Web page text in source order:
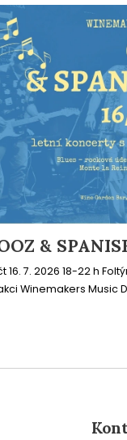
&
16. 7. 2026 18-22 h
Winemakers Music